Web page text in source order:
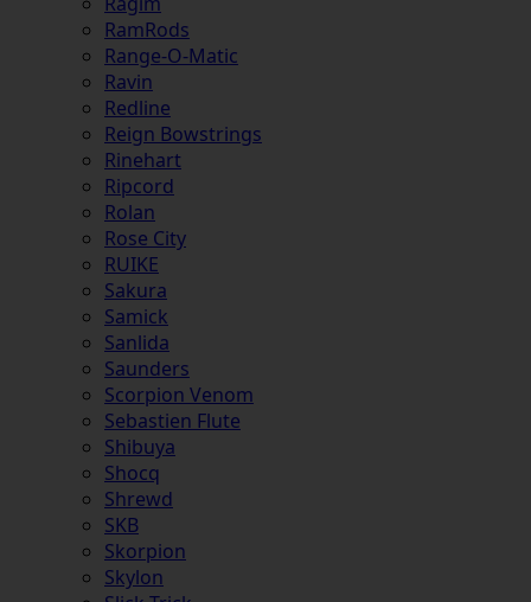
RamRods
Range-O-Matic
Ravin
Redline
Reign Bowstrings
Rinehart
Ripcord
Rolan
Rose City
RUIKE
Sakura
Samick
Sanlida
Saunders
Scorpion Venom
Sebastien Flute
Shibuya
Shocq
Shrewd
SKB
Skorpion
Skylon